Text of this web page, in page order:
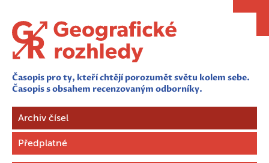
Časopis pro ty, kteří chtějí porozumět světu kolem sebe.
Časopis s obsahem recenzovaným odborníky.
Archiv čísel
Předplatné